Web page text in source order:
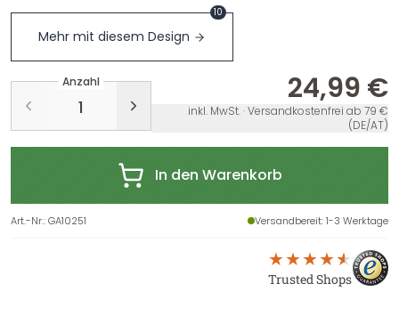
Mehr mit diesem Design
10
Anzahl 24,99 €
inkl. MwSt. · Versandkostenfrei ab 79 €
(DE/AT)
In den Warenkorb
Art.-Nr.:GA10251 Versandbereit: 1-3 Werktage
Trusted Shops